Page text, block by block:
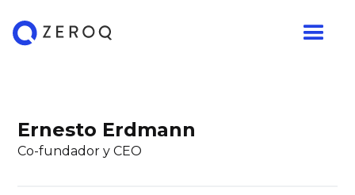
Ernesto Erdmann
Co-fundador y CEO